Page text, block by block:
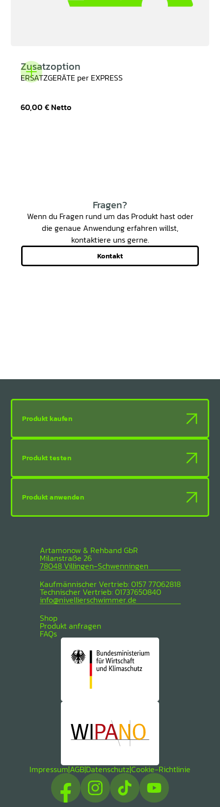
Zusatzoption
ERSATZGERÄTE per EXPRESS
60,00 €Netto
Fragen?
Wenn du Fragen rund um das Produkt hast oder
die genaue Anwendung erfahren willst,
kontaktiere uns gerne.
Kontakt
Produkt kaufen
Produkt testen
Produkt anwenden
Artamonow & Rehband GbR
Milanstraße 26
78048 Villingen-Schwenningen
Kaufmännischer Vertrieb: 0157 77062818
Technischer Vertrieb: 01737650840
info@nivellierschwimmer.de
Shop
Produkt anfragen
FAQs
Impressum|AGB|Datenschutz|Cookie-Richtlinie